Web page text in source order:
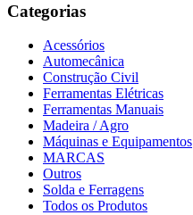
Categorias
Acessórios
Automecânica
Construção Civil
Ferramentas Elétricas
Ferramentas Manuais
Madeira / Agro
Máquinas e Equipamentos
MARCAS
Outros
Solda e Ferragens
Todos os Produtos